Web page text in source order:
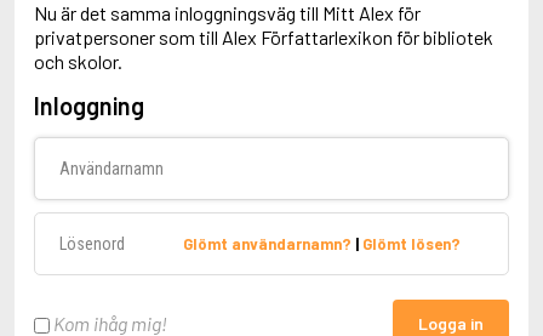
Nu är det samma inloggningsväg till Mitt Alex för
privatpersoner som till Alex Författarlexikon för bibliotek
och skolor.
Inloggning
Glömt användarnamn? | Glömt lösen?
Kom ihåg mig! Logga in